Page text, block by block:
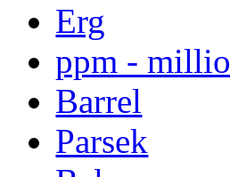
Erg
ppm -
Barrel
Parsek